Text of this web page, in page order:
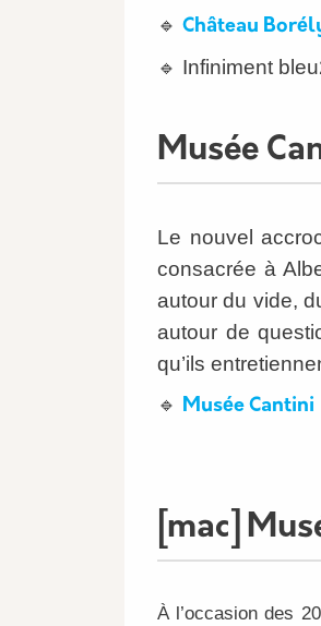
🔹 Château
🔹 Infiniment
Musée
Le nouvel
consacrée à
autour du vide,
autour de
qu’ils
🔹 Musée Cantini
[mac]
À l’occasion des